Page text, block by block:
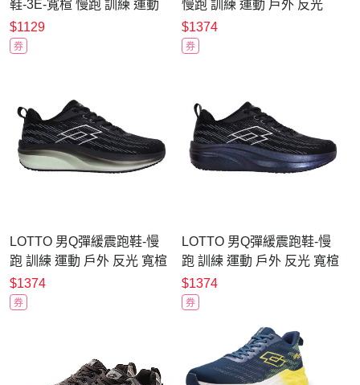
鞋-3E-寬楦 慢跑 訓練 運動
戶外 反光 LT6AMR6558 灰
白黑
$1129
券
慢跑 訓練 運動 戶外 反光
LT6AMR5256 藍螢光黃
$1374
券
LOTTO 男Q彈緩震跑鞋-慢
跑 訓練 運動 戶外 反光 寬楦
LT6AMR6700 黑灰銀淺綠
$1374
券
LOTTO 男Q彈緩震跑鞋-慢
跑 訓練 運動 戶外 反光 寬楦
LT6AMR6701 黑灰銀炫藍
$1374
券